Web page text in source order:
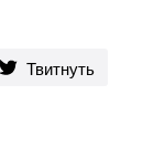
Твитнуть